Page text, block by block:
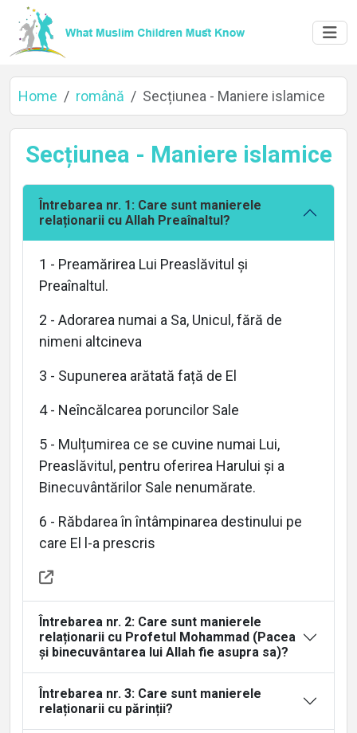
Home
About
Languages
Home română Secțiunea - Maniere islamice
Secțiunea - Maniere islamice
Întrebarea nr. 1: Care sunt manierele
relaționarii cu Allah Preaînaltul?
1 - Preamărirea Lui Preaslăvitul și
Preaînaltul.
2 - Adorarea numai a Sa, Unicul, fără de
nimeni altcineva
3 - Supunerea arătată față de El
4 - Neîncălcarea poruncilor Sale
5 - Mulțumirea ce se cuvine numai Lui,
Preaslăvitul, pentru oferirea Harului și a
Binecuvântărilor Sale nenumărate.
6 - Răbdarea în întâmpinarea destinului pe
care El l-a prescris
Întrebarea nr. 2: Care sunt manierele
relaționarii cu Profetul Mohammad (Pacea
și binecuvântarea lui Allah fie asupra sa)?
Întrebarea nr. 3: Care sunt manierele
relaționarii cu părinții?